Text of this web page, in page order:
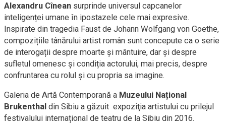
Alexandru Cînean surprinde universul capcanelor
inteligenței umane în ipostazele cele mai expresive.
Inspirate din tragedia Faust de Johann Wolfgang von Goethe,
compozițiile tânărului artist român sunt concepute ca o serie
de interogații despre moarte și mântuire, dar și despre
sufletul omenesc și condiția actorului, mai precis, despre
confruntarea cu rolul și cu propria sa imagine.
Galeria de Artă Contemporană a Muzeului Național
Brukenthal din Sibiu a găzuit expoziţia artistului cu prilejul
festivalului internațional de teatru de la Sibiu din 2016.